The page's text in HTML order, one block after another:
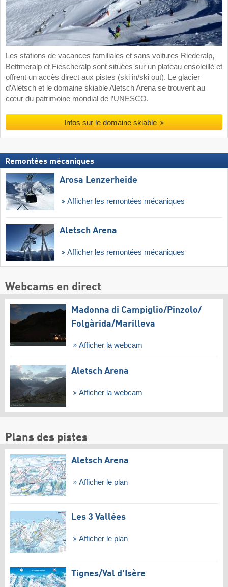
Les stations de vacances familiales et sans voitures Riederalp,
Bettmeralp et Fiescheralp sont situées sur un plateau ensoleillé et
offrent un accès direct aux pistes (ski in/ski out). Le glacier
d’Aletsch et le domaine skiable Aletsch Arena se trouvent au
cœur du patrimoine mondial de l’UNESCO.
Infos sur le domaine skiable
Remontées mécaniques
Arosa Lenzerheide
Afficher les remontées mécaniques
Aletsch Arena
Afficher les remontées mécaniques
Webcams en direct
Madonna di Campiglio/​Pinzolo/​
Folgàrida/​Marilleva
Afficher la webcam
Aletsch Arena
Afficher la webcam
Plans des pistes
Aletsch Arena
Afficher le plan
Les 3 Vallées
Afficher le plan
Tignes/​Val d'Isère